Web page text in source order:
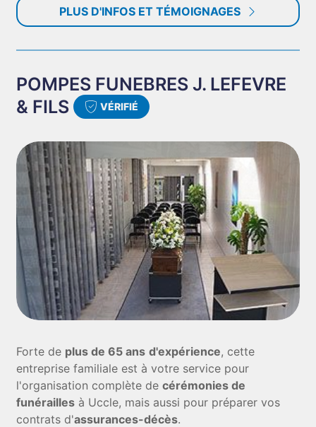
PLUS D'INFOS ET TÉMOIGNAGES
POMPES FUNEBRES J. LEFEVRE
& FILS
VÉRIFIÉ
Forte de plus de 65 ans d'expérience, cette
entreprise familiale est à votre service pour
l'organisation complète decérémonies de
funérailles à Uccle, mais aussi pour préparer vos
contrats d'assurances-décès.